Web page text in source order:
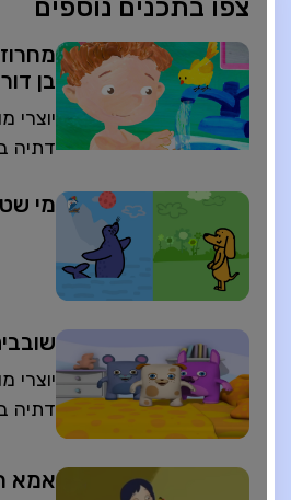
מחרוזת
בן דור
יוצרי מופת
דתיה בן
מי
יוצרי מופת
דתיה בן
אמא